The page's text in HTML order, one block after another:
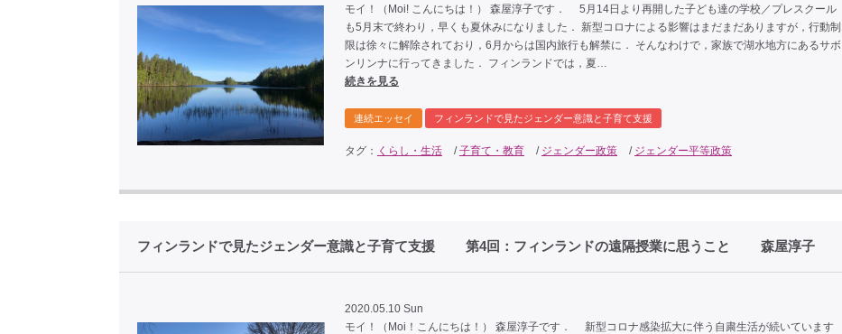
モイ！（Moi! こんにちは！） 森屋淳子です． 5月14日より再開した子ども達の学校／プレスクール
も5月末で終わり，早くも夏休みになりました． 新型コロナによる影響はまだまだありますが，行動制
限は徐々に解除されており，6月からは国内旅行も解禁に． そんなわけで，家族で湖水地方にあるサボ
ンリンナに行ってきました． フィンランドでは，夏…
続きを見る
連続エッセイ フィンランドで見たジェンダー意識と子育て支援
タグ： くらし・生活 /子育て・教育 / ジェンダー政策 / ジェンダー平等政策
フィンランドで見たジェンダー意識と子育て支援 第4回：フィンランドの遠隔授業に思うこと 森屋淳子
2020.05.10 Sun
モイ！（Moi！こんにちは！） 森屋淳子です． 新型コロナ感染拡大に伴う自粛生活が続いています